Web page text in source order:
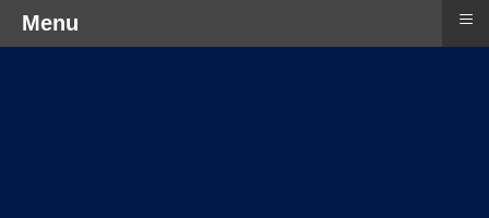
Menu ≡